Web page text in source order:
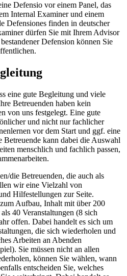
Defensio vor einem Panel, das
Internal Examiner und einem
Defensiones finden in deutscher
dürfen Sie mit Ihrem Advisor
Defension können Sie
eine gute Begleitung und viele
Betreuenden haben kein
von uns festgelegt. Eine gute
und nicht nur fachlicher
vor dem Start und ggf. eine
kann dabei die Auswahl
menschlich und fachlich passen,
die Betreuenden, die auch als
wir eine Vielzahl von
Hilfestellungen zur Seite.
Aufbau, Inhalt mit über 200
40 Veranstaltungen (8 sich
offen. Dabei handelt es sich um
die sich wiederholen und
Arbeiten an Abenden
Sie müssen nicht an allen
können Sie wählen, wann
entscheiden Sie, welches